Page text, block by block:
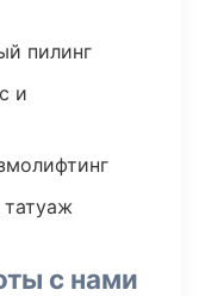
пилинг
и
с нами